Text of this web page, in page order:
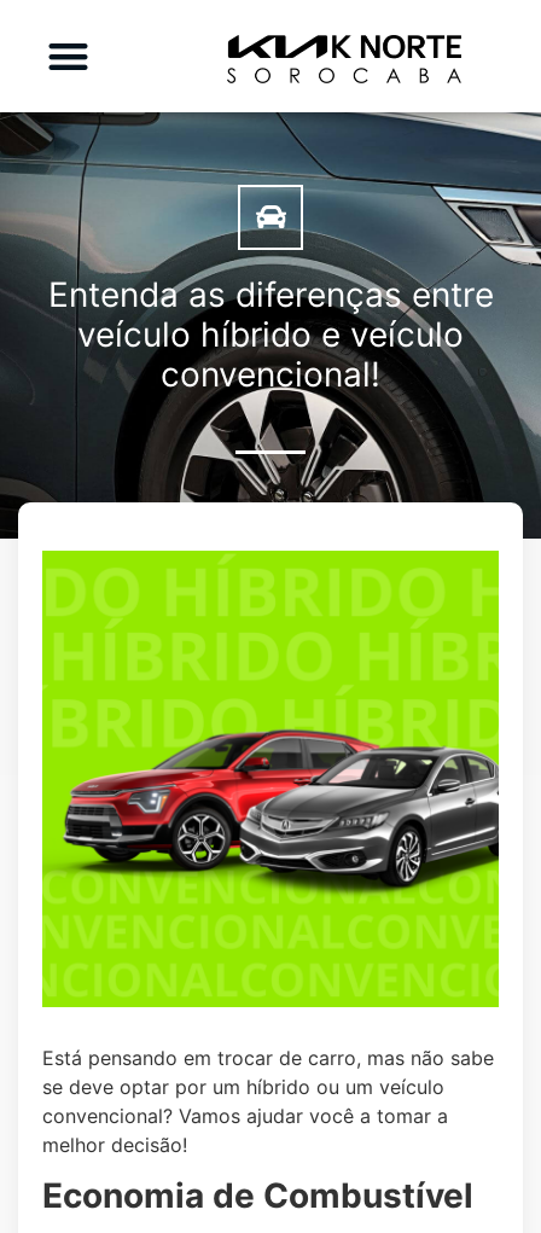
Entenda as diferenças entre
veículo híbrido e veículo
convencional!
Está pensando em trocar de carro, mas não sabe
se deve optar por um híbrido ou um veículo
convencional? Vamos ajudar você a tomar a
melhor decisão!
Economia de Combustível